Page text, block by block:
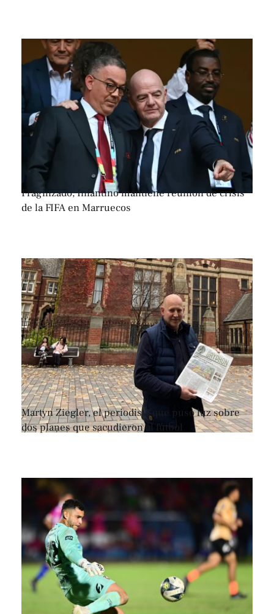
Fragilizado, Infantino mantiene reunión de crisis
de la FIFA en Marruecos
Martyn Ziegler, el periodista que puso luz sobre
dos planes que sacudieron al fútbol